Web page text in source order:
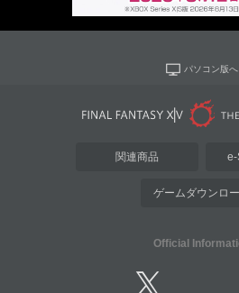
パソコン版へ
関連商品 e-
ゲームダウンロ
Official